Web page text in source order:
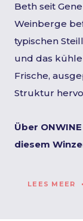
Beth seit
Weinberge
typischen
und das
Frische,
Struktur
Über
diesem
LEES MEER